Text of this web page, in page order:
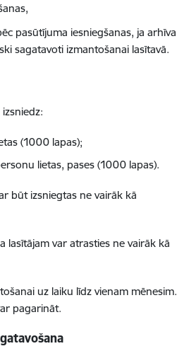
pasūtījuma iesniegšanas, ja arhīva
sagatavoti izmantošanai lasītavā.
(1000 lapas);
lietas, pases (1000 lapas).
būt izsniegtas ne vairāk kā
lasītājam var atrasties ne vairāk kā
uz laiku līdz vienam mēnesim.
pagarināt.